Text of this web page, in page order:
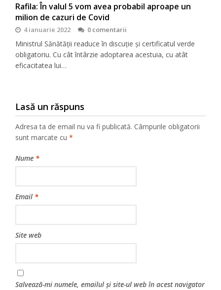
Rafila: În valul 5 vom avea probabil aproape un
milion de cazuri de Covid
4 ianuarie 2022 0 comentarii
Ministrul Sănătății readuce în discuție și certificatul verde
obligatoriu. Cu cât întârzie adoptarea acestuia, cu atât
eficacitatea lui…
Lasă un răspuns
Adresa ta de email nu va fi publicată. Câmpurile obligatorii
sunt marcate cu*
Nume *
Email *
Site web
Salvează-mi numele, emailul și site-ul web în acest navigator